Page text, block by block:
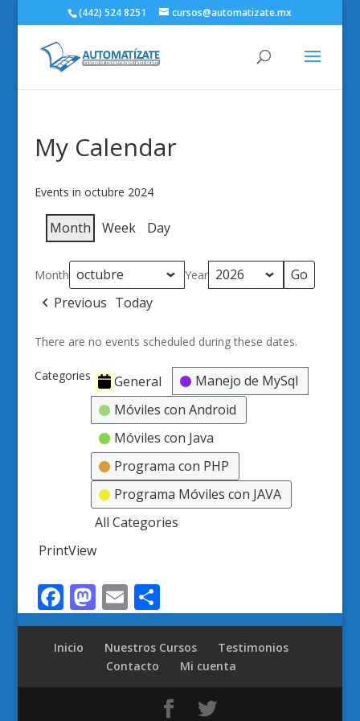
(442) 524 8251 cursos@automatizate.mx
My Calendar
Events in octubre 2024
Month Week Day
Month Year
Previous Today
There are no events scheduled during these dates.
Categories General
Manejo de MySql
Móviles con Android
Móviles con Java
Programa con PHP
Programa Móviles con JAVA
All Categories
PrintView
Facebook
Mastodon
EmailCompartir
Inicio Nuestros Cursos
Testimonios
Contacto
Mi cuenta